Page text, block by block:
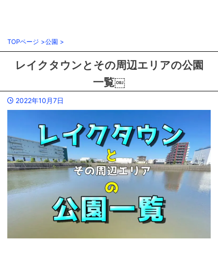
TOPページ >公園 >
レイクタウンとその周辺エリアの公園
一覧￼
2022年10月7日